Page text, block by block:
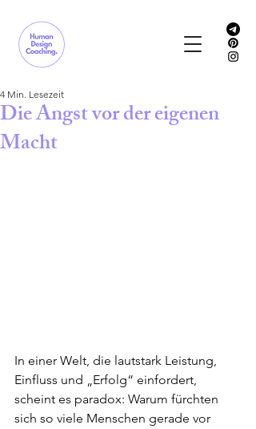
Die Angst vor der eigenen
Macht
4 Min. Lesezeit
In einer Welt, die lautstark Leistung,
Einfluss und „Erfolg“ einfordert,
scheint es paradox: Warum fürchten
sich so viele Menschen gerade vor